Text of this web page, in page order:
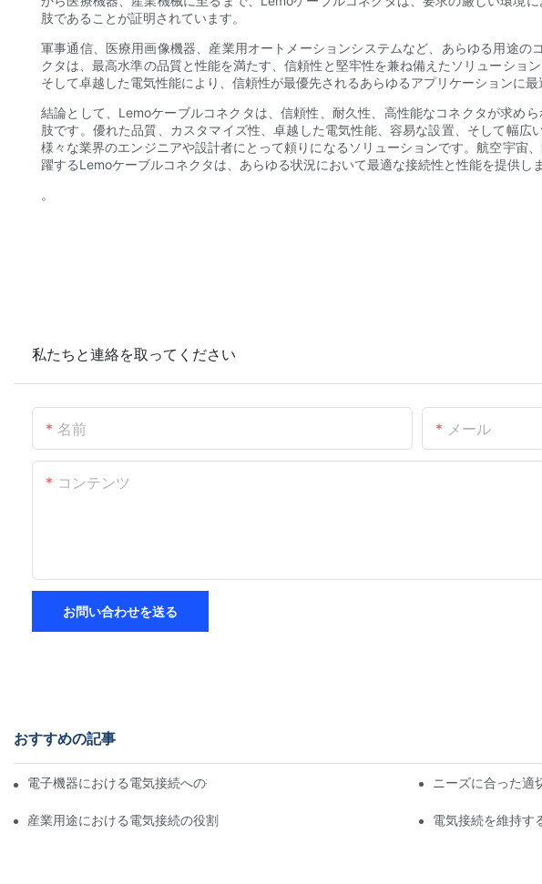
肢であることが証明されています。
軍事通信、医療用画像機器、産業用オートメーションシステムなど、あらゆる用途の
クタは、最高水準の品質と性能を満たす、信頼性と堅牢性を兼ね備えたソリューショ
そして卓越した電気性能により、信頼性が最優先されるあらゆるアプリケーションに最
結論として、Lemoケーブルコネクタは、信頼性、耐久性、高性能なコネクタが求め
肢です。優れた品質、カスタマイズ性、卓越した電気性能、容易な設置、そして幅広
様々な業界のエンジニアや設計者にとって頼りになるソリューションです。航空宇宙
躍するLemoケーブルコネクタは、あらゆる状況において最適な接続性と性能を提供しま
。
私たちと連絡を取ってください
名前 メール
コンテンツ
お問い合わせを送る
おすすめの記事
電子機器における電気接続への技術の影響 ニーズに合った適
産業用途における電気接続の役割 電気接続を維持す